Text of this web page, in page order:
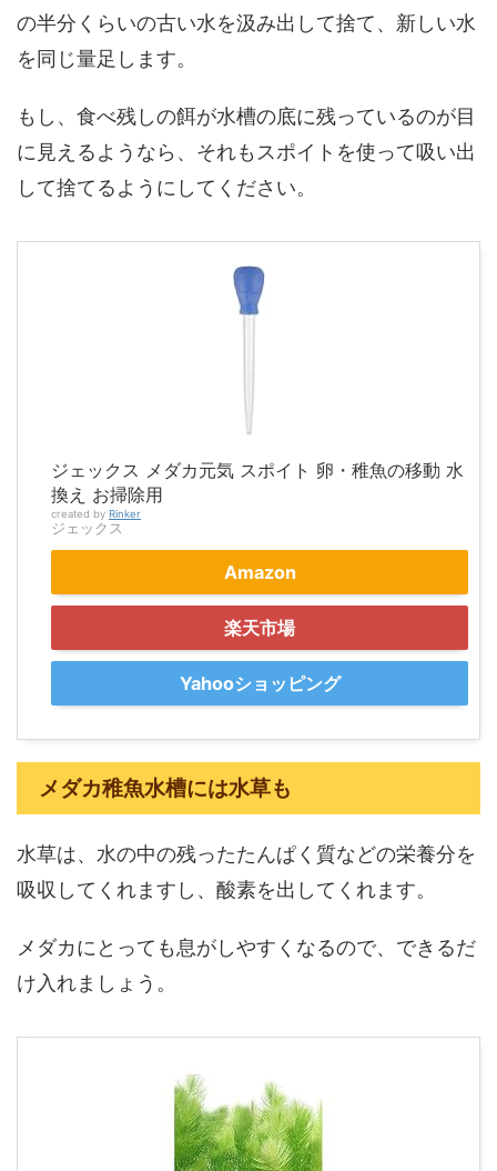
の半分くらいの古い水を汲み出して捨て、新しい水
を同じ量足します。
もし、食べ残しの餌が水槽の底に残っているのが目
に見えるようなら、それもスポイトを使って吸い出
して捨てるようにしてください。
ジェックス メダカ元気 スポイト 卵・稚魚の移動 水
換え お掃除用
created by Rinker
ジェックス
Amazon
楽天市場
Yahooショッピング
メダカ稚魚水槽には水草も
水草は、水の中の残ったたんぱく質などの栄養分を
吸収してくれますし、酸素を出してくれます。
メダカにとっても息がしやすくなるので、できるだ
け入れましょう。